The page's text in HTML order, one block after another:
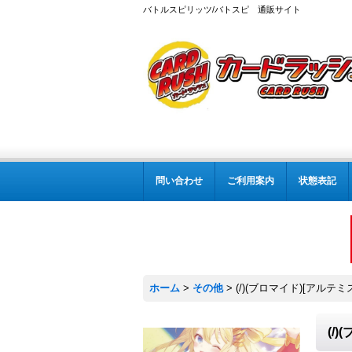
バトルスピリッツ/バトスピ 通販サイト
問い合わせ ご利用案内 状態表記
ホーム > その他 > (/)(ブロマイド)[アルテミ
(/)(